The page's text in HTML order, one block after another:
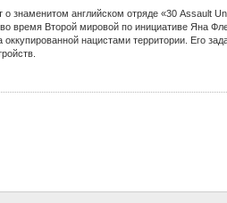
знаменитом английском отряде «30 Assault
время Второй мировой по инициативе Яна
нацистами территории. Его